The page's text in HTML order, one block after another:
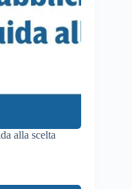
alla scelta